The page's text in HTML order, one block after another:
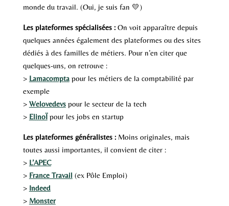
monde du travail. (Oui, je suis fan 💛)
Les plateformes spécialisées :On voit apparaître depuis
quelques années également des plateformes ou des sites
dédiés à des familles de métiers. Pour n’en citer que
quelques-uns, on retrouve :
> Lamacomptapour les métiers de la comptabilité par
exemple
> Welovedevspour le secteur de la tech
> ElinoÏpour les jobs en startup
Les plateformes généralistes : Moins originales, mais
toutes aussi importantes, il convient de citer :
> L’APEC
> France Travail (ex Pôle Emploi)
> Indeed
> Monster